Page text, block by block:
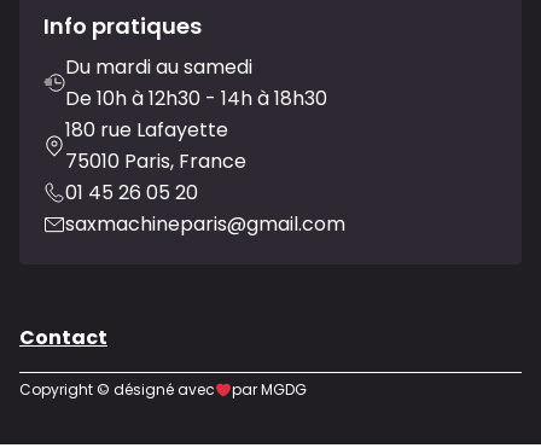
Info pratiques
Du mardi au samedi
De 10h à 12h30 - 14h à 18h30
180 rue Lafayette
75010 Paris, France
01 45 26 05 20
saxmachineparis@gmail.com
Contact
Copyright © désigné avec par MGDG